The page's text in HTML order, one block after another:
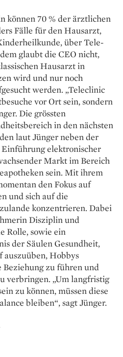
können 70 % der ärztlichen
­Fälle für den Hausarzt,
über Tele­
glaubt die CEO nicht,
Hausarzt in
wird und nur noch
werden. „Tele­clinic
vor Ort sein, sondern
Die grössten
in den nächsten
laut ­Jünger neben der
elektronischer
Markt im Bereich
sein. Mit ihrem
den Fokus auf
und sich auf die
konzentrieren. Dabei
Disziplin und
Rolle, sowie ein
der Säulen Gesundheit,
Hobbys
Beziehung zu führen und
verbringen. „Um langfristig
zu können, müssen diese
bleiben“, sagt Jünger.